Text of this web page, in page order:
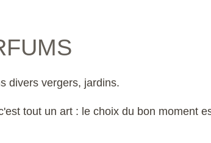
divers vergers, jardins.
tout un art : le choix du bon moment